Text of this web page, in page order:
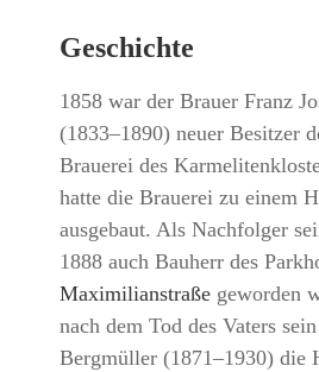
Geschichte
1858 war der Brauer Franz
(1833–1890) neuer Besitzer
Brauerei des
hatte die Brauerei zu einem
ausgebaut. Als Nachfolger
1888 auch Bauherr des
Maximilianstraße geworden
nach dem Tod des Vaters
Bergmüller (1871–1930) die